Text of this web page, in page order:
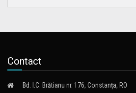
Contact
Bd. I.C. Brătianu nr. 176, Constanța, RO